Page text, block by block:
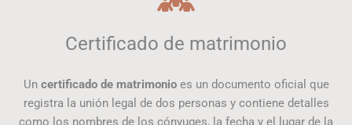
Certificado de matrimonio
Un certificado de matrimonioes un documento oficial que
registra la unión legal de dos personas y contiene detalles
como los nombres de los cónyuges, la fecha y el lugar de la